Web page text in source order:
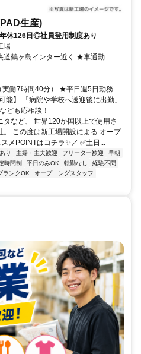
生産)
休126日◎社員登用制度あり
場
道鶴ヶ島インター近く ★車通勤
働7時間40分） ★平日週5日勤務
能】 「病院や学校へ送迎後に出勤」
ども応相談！
など、 世界120か国以上で使用さ
この度は新工場開設による オープ
メPOINTはコチラ✨／ ✅土日...
り 主婦・主夫歓迎 フリーター歓迎
早朝
時間制 平日のみOK 転勤なし
経験不問
ランクOK
オープニングスタッフ